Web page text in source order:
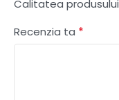
Calitatea produsului
Recenzia ta *